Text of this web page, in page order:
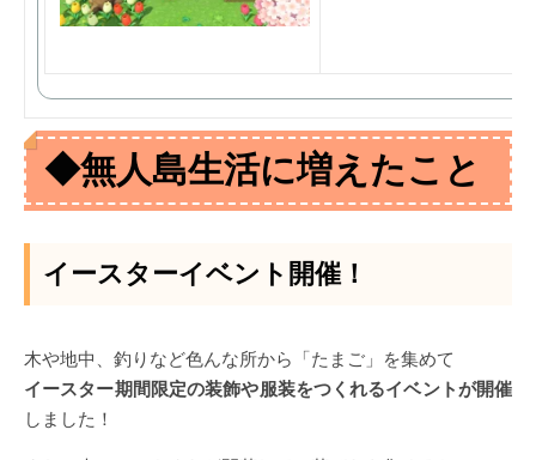
◆無人島生活に増えたこと
イースターイベント開催！
木や地中、釣りなど色んな所から「たまご」を集めて
イースター期間限定の装飾や服装をつくれるイベントが開催
しました！